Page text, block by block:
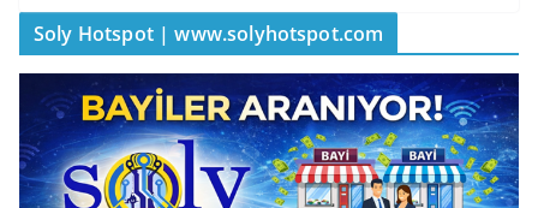
Soly Hotspot | www.solyhotspot.com